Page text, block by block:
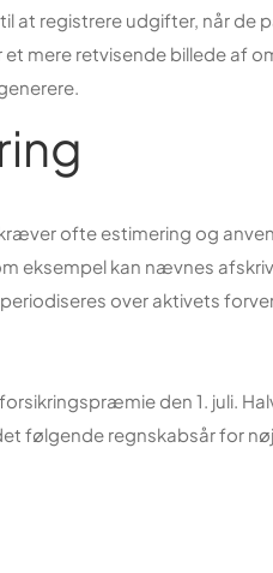
at registrere udgifter, når de
mere retvisende billede af
ofte estimering og
eksempel kan nævnes
over aktivets
den 1. juli.
følgende regnskabsår for